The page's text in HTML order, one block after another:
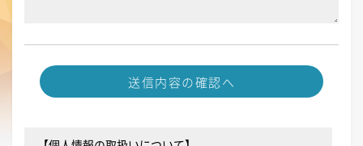
送信内容の確認へ